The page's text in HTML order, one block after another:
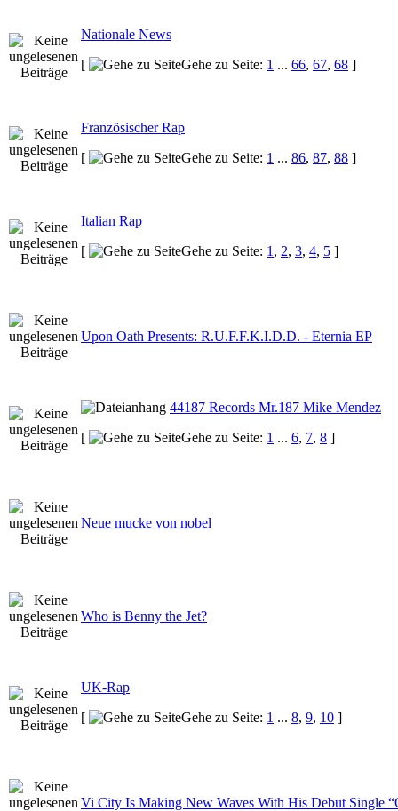
Nationale News
[
Gehe zu Seite: 1 ... 66, 67, 68 ]
Französischer Rap
[
Gehe zu Seite: 1 ... 86, 87, 88 ]
Italian Rap
[
Gehe zu Seite: 1 , 2, 3, 4, 5 ]
Upon Oath Presents: R.U.F.F.K.I.D.D. - Eternia EP
44187 Records Mr.187 Mike Mendez
[
Gehe zu Seite: 1 ... 6, 7, 8 ]
Neue mucke von nobel
Who is Benny the Jet?
UK-Rap
[
Gehe zu Seite: 1 ... 8, 9, 10 ]
Vi City Is Making New Waves With His Debut Single